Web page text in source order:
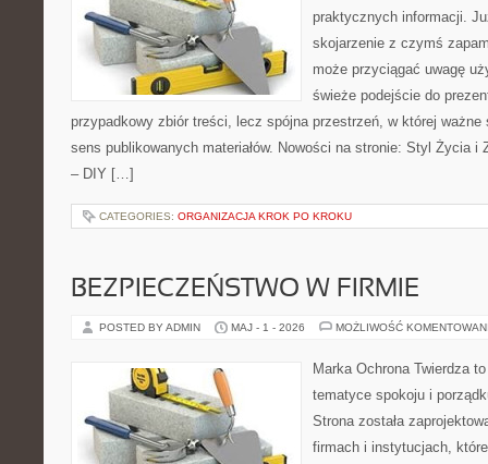
praktycznych informacji.
skojarzenie z czymś
może przyciągać uwagę
świeże podejście do
przypadkowy zbiór treści, lecz spójna przestrzeń, w której
sens publikowanych materiałów. Nowości na stronie: Styl Życia i
– DIY […]
CATEGORIES: ORGANIZACJA KROK PO KROKU
BEZPIECZEŃSTWO W FIRMIE
POSTED BY ADMIN MAJ - 1 - 2026 MOŻLIWOŚĆ
Marka Ochrona Twierdza
tematyce spokoju i
Strona została
firmach i instytucjach,